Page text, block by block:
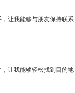
让我能够与朋友保持联系
让我能够轻松找到目的地